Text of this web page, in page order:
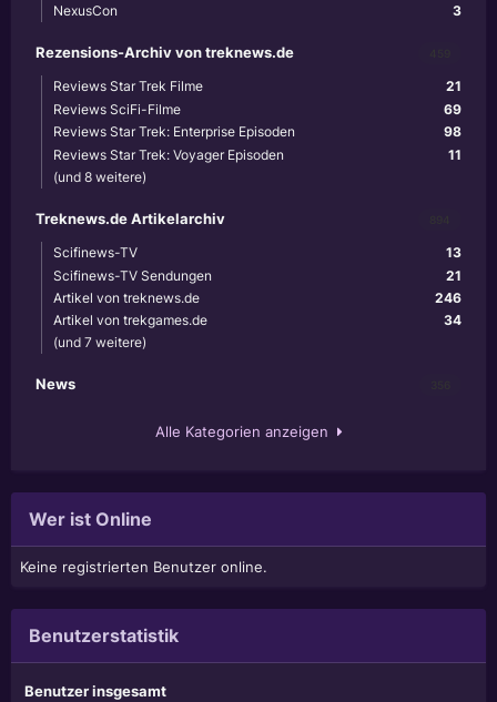
3
NexusCon
Rezensions-Archiv von treknews.de
21
Reviews Star Trek Filme
69
Reviews SciFi-Filme
98
Reviews Star Trek: Enterprise Episoden
11
Reviews Star Trek: Voyager Episoden
(und 8 weitere)
Treknews.de Artikelarchiv
13
Scifinews-TV
21
Scifinews-TV Sendungen
246
Artikel von treknews.de
34
Artikel von trekgames.de
(und 7 weitere)
News
Alle Kategorien anzeigen
Wer ist Online
Keine registrierten Benutzer online.
Benutzerstatistik
Benutzer insgesamt